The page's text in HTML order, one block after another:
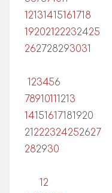
12131415161718
192021 22232425
262728293031
1 23456
78910111213
14151617181920
21 222324252627
282930
1 2